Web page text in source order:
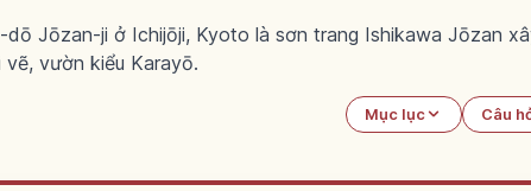
dō Jōzan-ji ở Ichijōji, Kyoto là sơn trang Ishikawa Jōzan
vẽ, vườn kiểu Karayō.
Mục lục Câu